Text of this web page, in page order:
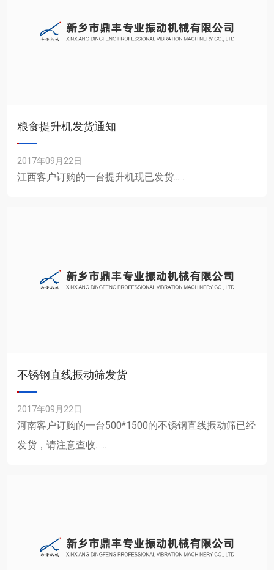
粮食提升机发货通知
2017年09月22日
江西客户订购的一台提升机现已发货......
不锈钢直线振动筛发货
2017年09月22日
河南客户订购的一台500*1500的不锈钢直线振动筛已经
发货，请注意查收......